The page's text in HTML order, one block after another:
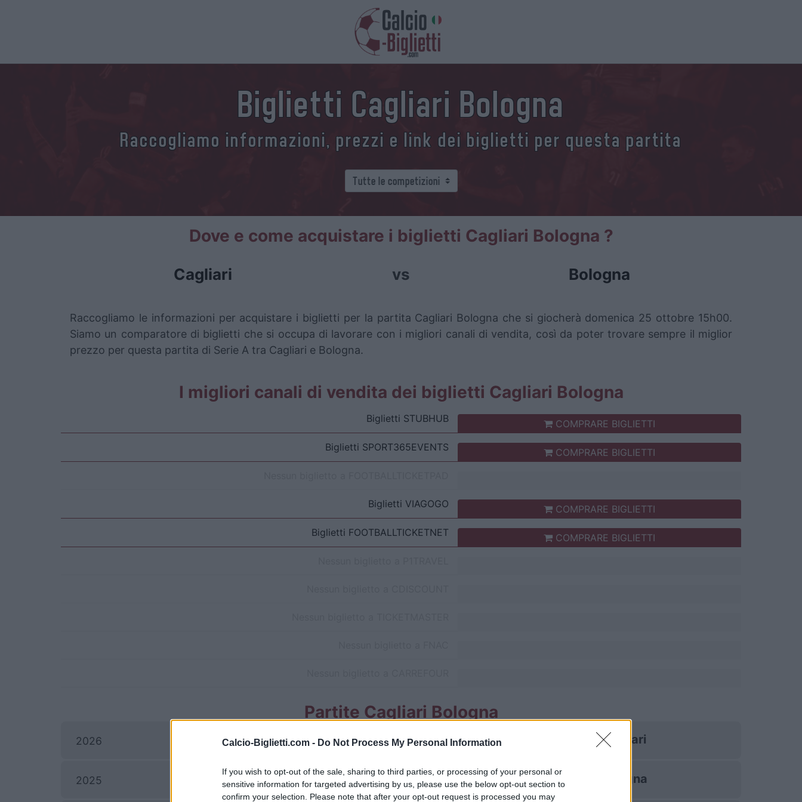
Calcio-Biglietti.com - Do Not Process My Personal Information
If you wish to opt-out of the sale, sharing to third parties, or processing of your personal or
sensitive information for targeted advertising by us, please use the below opt-out section to
confirm your selection. Please note that after your opt-out request is processed you may
Biglietti Cagliari Bologna
Raccogliamo informazioni, prezzi e link dei biglietti per questa partita
Dove e come acquistare i biglietti Cagliari Bologna ?
Cagliari vs Bologna
Raccogliamo le informazioni per acquistare i biglietti per la partita Cagliari Bologna che si giocherà domenica 25 ottobre 15h00.
Siamo un comparatore di biglietti che si occupa di lavorare con i migliori canali di vendita, così da poter trovare sempre il miglior
prezzo per questa partita di Serie A tra Cagliari e Bologna.
I migliori canali di vendita dei biglietti Cagliari Bologna
Biglietti STUBHUB
COMPRARE BIGLIETTI
Biglietti SPORT365EVENTS
COMPRARE BIGLIETTI
Biglietti VIAGOGO
COMPRARE BIGLIETTI
Biglietti FOOTBALLTICKETNET
COMPRARE BIGLIETTI
Partite Cagliari Bologna
2026 Bologna 0-0 Cagliari
2025 Cagliari 0-2 Bologna